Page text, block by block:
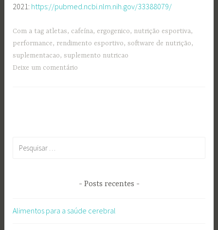
2021: https://pubmed.ncbi.nlm.nih.gov/33388079/
Com a tag atletas, cafeína, ergogenico, nutrição esportiva,
performance, rendimento esportivo,software de nutrição,
suplementacao,suplemento nutricao
Deixe um comentário
Posts recentes
Alimentos para a saúde cerebral